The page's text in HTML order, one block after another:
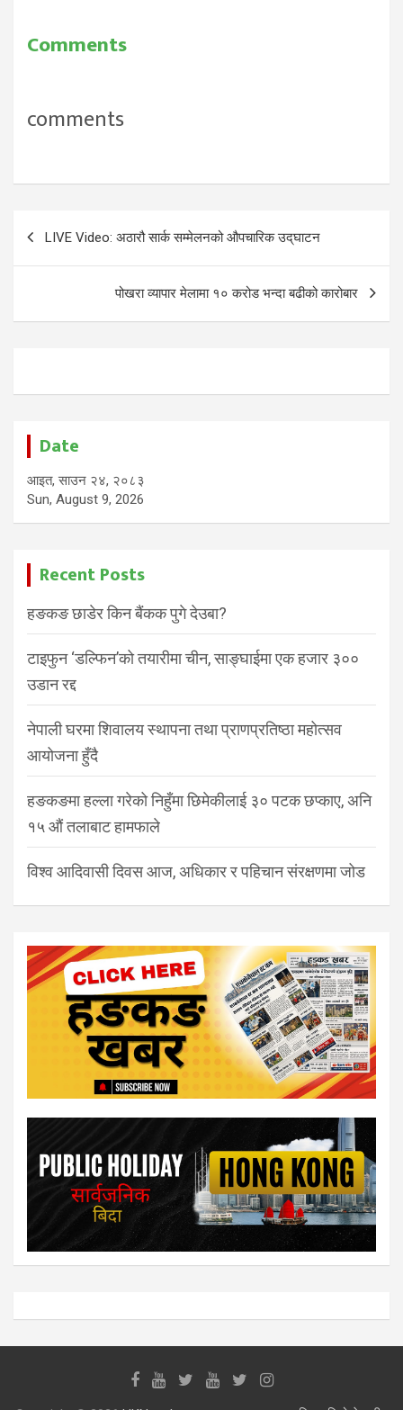
Comments
comments
Post
navigation
LIVE Video: अठारौ सार्क सम्मेलनको औपचारिक उद्‌घाटन
पोखरा व्यापार मेलामा १० करोड भन्दा बढीको कारोबार
Date
आइत, साउन २४, २०८३
Sun, August 9, 2026
Recent Posts
हङकङ छाडेर किन बैंकक पुगे देउबा?
टाइफुन ‘डल्फिन’को तयारीमा चीन, साङ्घाईमा एक हजार ३००
उडान रद्द
नेपाली घरमा शिवालय स्थापना तथा प्राणप्रतिष्ठा महोत्सव
आयोजना हुँदै
हङकङमा हल्ला गरेको निहुँमा छिमेकीलाई ३० पटक छप्काए, अनि
१५ औं तलाबाट हामफाले
विश्व आदिवासी दिवस आज, अधिकार र पहिचान संरक्षणमा जोड